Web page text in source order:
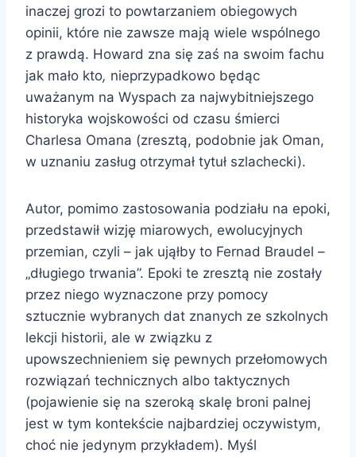
inaczej grozi to powtarzaniem obiegowych
opinii, które nie zawsze mają wiele wspólnego
z prawdą. Howard zna się zaś na swoim fachu
jak mało kto, nieprzypadkowo będąc
uważanym na Wyspach za najwybitniejszego
historyka wojskowości od czasu śmierci
Charlesa Omana (zresztą, podobnie jak Oman,
w uznaniu zasług otrzymał tytuł szlachecki).
Autor, pomimo zastosowania podziału na epoki,
przedstawił wizję miarowych, ewolucyjnych
przemian, czyli – jak ująłby to Fernad Braudel –
„długiego trwania”. Epoki te zresztą nie zostały
przez niego wyznaczone przy pomocy
sztucznie wybranych dat znanych ze szkolnych
lekcji historii, ale w związku z
upowszechnieniem się pewnych przełomowych
rozwiązań technicznych albo taktycznych
(pojawienie się na szeroką skalę broni palnej
jest w tym kontekście najbardziej oczywistym,
choć nie jedynym przykładem). Myśl